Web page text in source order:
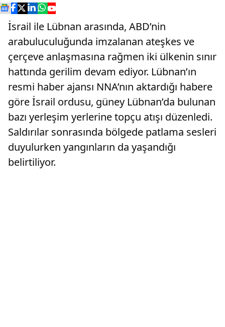
İsrail ile Lübnan arasında, ABD’nin
arabuluculuğunda imzalanan ateşkes ve
çerçeve anlaşmasına rağmen iki ülkenin sınır
hattında gerilim devam ediyor. Lübnan’ın
resmi haber ajansı NNA’nın aktardığı habere
göre İsrail ordusu, güney Lübnan’da bulunan
bazı yerleşim yerlerine topçu atışı düzenledi.
Saldırılar sonrasında bölgede patlama sesleri
duyulurken yangınların da yaşandığı
belirtiliyor.